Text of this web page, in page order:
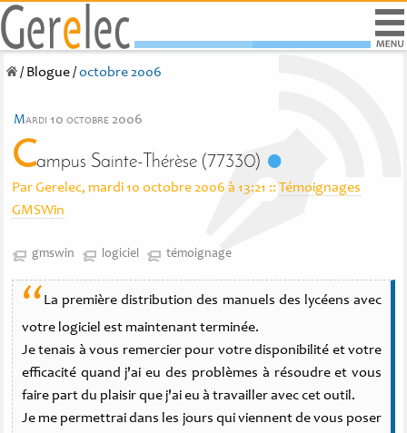
/ Blogue/octobre 2006
mardi 10 octobre 2006
Campus Sainte-Thérèse (77330)
Par Gerelec, mardi 10 octobre 2006 à 13:21 :: Témoignages
GMSWin
gmswin logiciel témoignage
“ La première distribution des manuels des lycéens avec
votre logiciel est maintenant terminée.
Je tenais à vous remercier pour votre disponibilité et votre
efficacité quand j'ai eu des problèmes à résoudre et vous
faire part du plaisir que j'ai eu à travailler avec cet outil.
Je me permettrai dans les jours qui viennent de vous poser